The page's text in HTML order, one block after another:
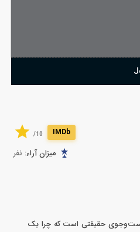
10/ IMDb
میزان آراء: نفر
حقیقتی است که چرا یک